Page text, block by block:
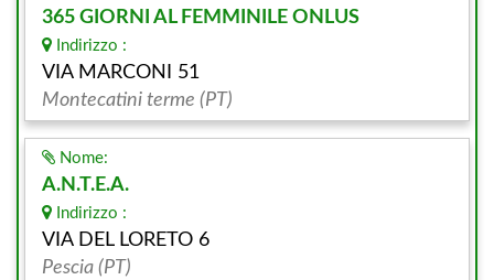
365 GIORNI AL FEMMINILE ONLUS
Indirizzo :
VIA MARCONI 51
Montecatini terme (PT)
Nome:
A.N.T.E.A.
Indirizzo :
VIA DEL LORETO 6
Pescia (PT)